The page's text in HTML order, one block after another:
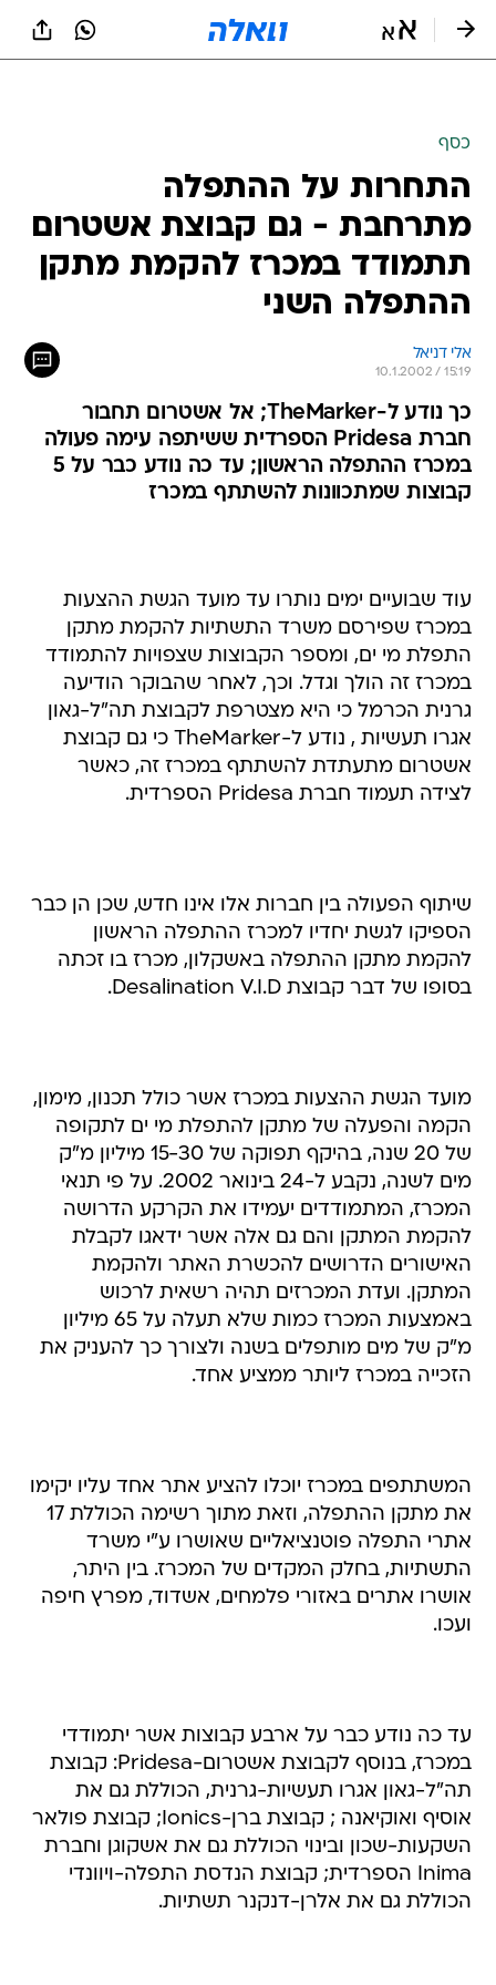
כסף
התחרות על ההתפלה
מתרחבת - גם קבוצת אשטרום
תתמודד במכרז להקמת מתקן
ההתפלה השני
אלי דניאל
10.1.2002 / 15:19
כך נודע ל-TheMarker; אל אשטרום תחבור
חברת Pridesa הספרדית ששיתפה עימה פעולה
במכרז ההתפלה הראשון; עד כה נודע כבר על 5
קבוצות שמתכוונות להשתתף במכרז
עוד שבועיים ימים נותרו עד מועד הגשת ההצעות
במכרז שפירסם משרד התשתיות להקמת מתקן
התפלת מי ים, ומספר הקבוצות שצפויות להתמודד
במכרז זה הולך וגדל. וכך, לאחר שהבוקר הודיעה
גרנית הכרמל כי היא מצטרפת לקבוצת תה"ל-גאון
אגרו תעשיות , נודע ל-TheMarker כי גם קבוצת
אשטרום מתעתדת להשתתף במכרז זה, כאשר
לצידה תעמוד חברת Pridesa הספרדית.
שיתוף הפעולה בין חברות אלו אינו חדש, שכן הן כבר
הספיקו לגשת יחדיו למכרז ההתפלה הראשון
להקמת מתקן ההתפלה באשקלון, מכרז בו זכתה
בסופו של דבר קבוצת Desalination V.I.D.
מועד הגשת ההצעות במכרז אשר כולל תכנון, מימון,
הקמה והפעלה של מתקן להתפלת מי ים לתקופה
של 20 שנה, בהיקף תפוקה של 15-30 מיליון מ"ק
מים לשנה, נקבע ל-24 בינואר 2002. על פי תנאי
המכרז, המתמודדים יעמידו את הקרקע הדרושה
להקמת המתקן והם גם אלה אשר ידאגו לקבלת
האישורים הדרושים להכשרת האתר ולהקמת
המתקן. ועדת המכרזים תהיה רשאית לרכוש
באמצעות המכרז כמות שלא תעלה על 65 מיליון
מ"ק של מים מותפלים בשנה ולצורך כך להעניק את
הזכייה במכרז ליותר ממציע אחד.
המשתתפים במכרז יוכלו להציע אתר אחד עליו יקימו
את מתקן ההתפלה, וזאת מתוך רשימה הכוללת 17
אתרי התפלה פוטנציאליים שאושרו ע"י משרד
התשתיות, בחלק המקדים של המכרז. בין היתר,
אושרו אתרים באזורי פלמחים, אשדוד, מפרץ חיפה
ועכו.
עד כה נודע כבר על ארבע קבוצות אשר יתמודדי
במכרז, בנוסף לקבוצת אשטרום-Pridesa: קבוצת
תה"ל-גאון אגרו תעשיות-גרנית, הכוללת גם את
אוסיף ואוקיאנה ; קבוצת ברן-Ionics; קבוצת פולאר
השקעות-שכון ובינוי הכוללת גם את אשקוגן וחברת
Inima הספרדית; קבוצת הנדסת התפלה-ויוונדי
הכוללת גם את אלרן-דנקנר תשתיות.